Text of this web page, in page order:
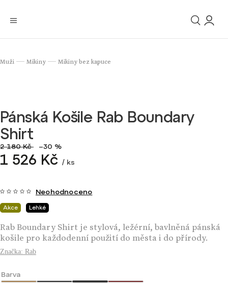
Muži / Mikiny / Mikiny bez kapuce
Pánská Košile Rab Boundary
Shirt
2 180 Kč –30 %
1 526 Kč / ks
Akce Lehké
Neohodnoceno
Rab Boundary Shirt je stylová, ležérní, bavlněná pánská
košile pro každodenní použití do města i do přírody.
Značka: Rab
Barva